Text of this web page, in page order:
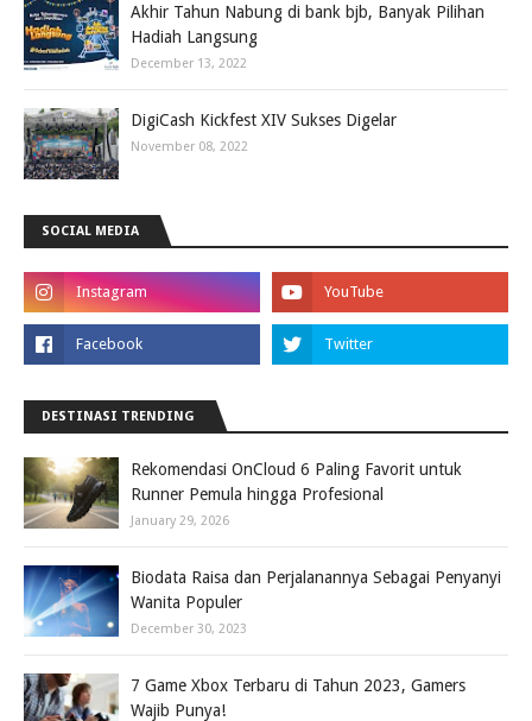
Akhir Tahun Nabung di bank bjb, Banyak Pilihan
Hadiah Langsung
December 13, 2022
DigiCash Kickfest XIV Sukses Digelar
November 08, 2022
SOCIAL MEDIA
DESTINASI TRENDING
Rekomendasi OnCloud 6 Paling Favorit untuk
Runner Pemula hingga Profesional
January 29, 2026
Biodata Raisa dan Perjalanannya Sebagai Penyanyi
Wanita Populer
December 30, 2023
7 Game Xbox Terbaru di Tahun 2023, Gamers
Wajib Punya!